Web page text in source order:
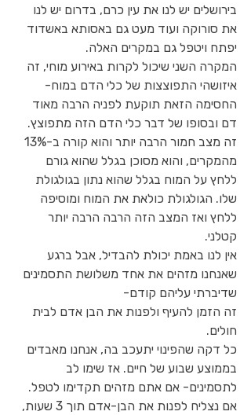
בירושלים יש לנו את עין כרם, בדרום יש לנו
את סורוקה ועוד מעט גם באסותא באשדוד
יפתח ויטפל גם במקרים האלה.
המקרה השני שיכול לקרות באירוע מוחי, זה
איזושהי התפוצצות של כלי הדם במוח-
החסימה הזאת תוקעת לפניה הרבה מאוד
דם ובסופו של דבר כלי הדם הזה מתפוצץ.
מהמקרים, והוא מסוכן בגלל שהוא גורם
ללחץ על המוח בגלל שהוא נתון בגולגולת
שלו. הגולגולת כולאת את המוח ומוסיפה
ללחץ ואז המצב הזה הרבה הרבה יותר
קטלני.
אין לנו באמת יכולת להבדיל, אבל ברגע
שאנחנו מזהים את אחד משלושת התסמינים
שדיברתי עליהם קודם-
זה הזמן להעיף ולפנות את הבן אדם לבית
חולים.
כל דקה שהפינוי יתעכב בה, אנחנו מאבדים
בממוצע שבוע של חיים. אז שימו לב
לתסמינים- אם אתם מזהים תקדימו לטפל.
אם נצליח לפנות את הבן-אדם תוך 3 שעות,